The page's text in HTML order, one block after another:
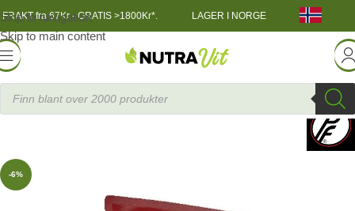
Skip to navigation
Skip to main content
FRAKT fra 67Kr - GRATIS >1800Kr*. LAGER I NORGE
TRENINGSNÆRING»100% Myseprotein 1000 g
-6%